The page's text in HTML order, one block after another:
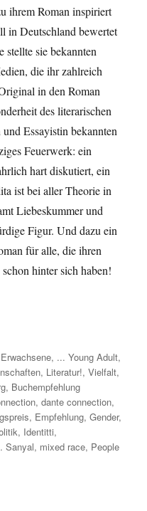
ihrem Roman inspiriert
in Deutschland bewertet
stellte sie bekannten
die ihr zahlreich
in den Roman
des literarischen
Essayistin bekannten
Feuerwerk: ein
hart diskutiert, ein
ist bei aller Theorie in
Liebeskummer und
Figur. Und dazu ein
für alle, die ihren
schon hinter sich haben!
, ... Young Adult,
, Literatur!,Vielfalt,
, Buchempfehlung
,dante connection,
, Empfehlung,Gender,
, Identitti,
Sanyal, mixed race, People